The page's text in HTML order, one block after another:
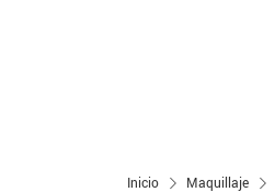
Inicio Maquillaje